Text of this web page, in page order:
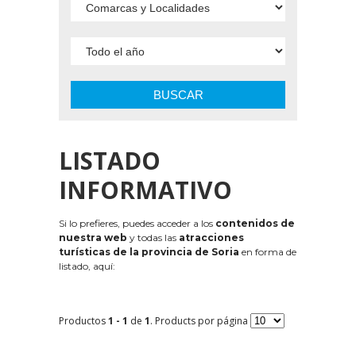
BUSCAR
LISTADO
INFORMATIVO
Si lo prefieres, puedes acceder a los contenidos de
nuestra web y todas las atracciones
turísticas de la provincia de Soria en forma de
listado, aquí:
Productos1 - 1 de 1. Products por página